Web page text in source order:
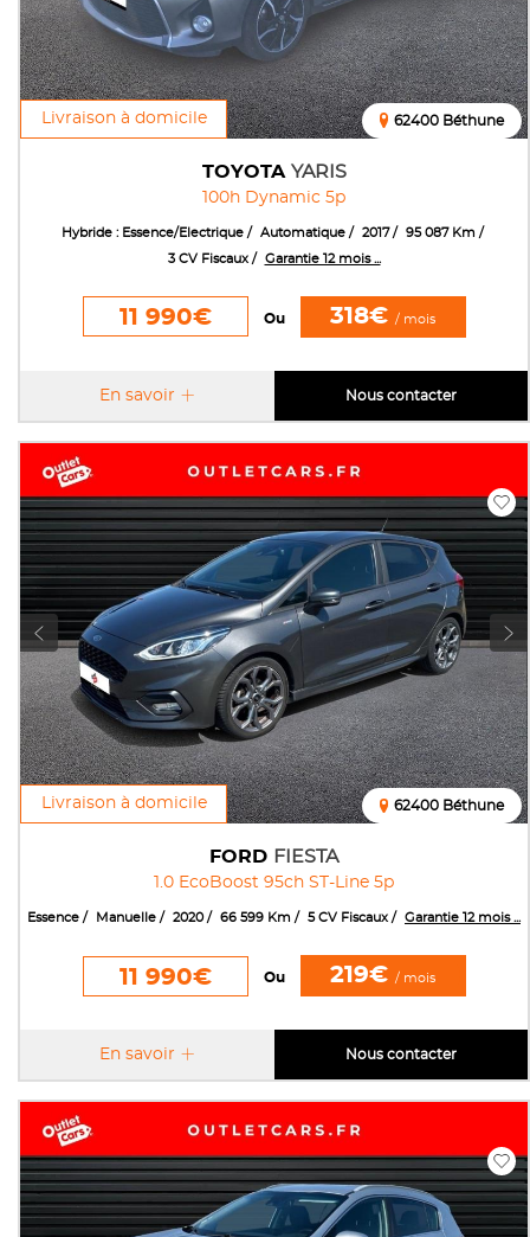
Livraison à domicile
TOYOTA YARIS
100h Dynamic 5p
62400 Béthune
Hybride : Essence/Electrique Automatique 2017
95 087 Km
3 CV Fiscaux
Garantie 12 mois ...
11 990€ Ou 318€ / mois
En savoir Nous contacter
Livraison à domicile
FORD FIESTA
1.0 EcoBoost 95ch ST-Line 5p
62400 Béthune
Essence Manuelle 2020 66 599 Km 5 CV Fiscaux Garantie 12 mois ...
11 990€ Ou 219€ / mois
En savoir Nous contacter